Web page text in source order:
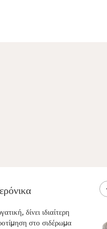
δίνει ιδιαίτερη
στο σιδέρωμα